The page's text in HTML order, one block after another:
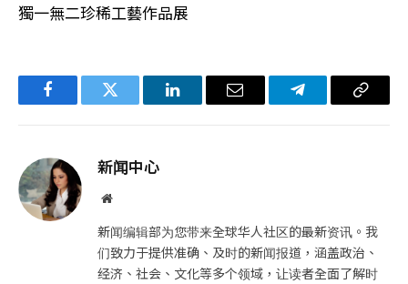
獨一無二珍稀工藝作品展
FacebookTwitter LinkedIn电
Telegram复
新闻中心
网
新闻编辑部为您带来全球华人社区的最新资讯。我
们致力于提供准确、及时的新闻报道，涵盖政治、
经济、社会、文化等多个领域，让读者全面了解时